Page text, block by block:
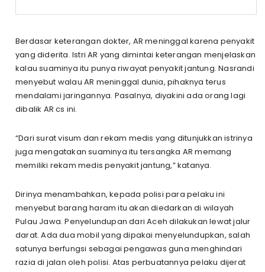
Berdasar keterangan dokter, AR meninggal karena penyakit
yang diderita. Istri AR yang dimintai keterangan menjelaskan
kalau suaminya itu punya riwayat penyakit jantung. Nasrandi
menyebut walau AR meninggal dunia, pihaknya terus
mendalami jaringannya. Pasalnya, diyakini ada orang lagi
dibalik AR cs ini.
“Dari surat visum dan rekam medis yang ditunjukkan istrinya
juga mengatakan suaminya itu tersangka AR memang
memiliki rekam medis penyakit jantung,” katanya.
Dirinya menambahkan, kepada polisi para pelaku ini
menyebut barang haram itu akan diedarkan di wilayah
Pulau Jawa. Penyelundupan dari Aceh dilakukan lewat jalur
darat. Ada dua mobil yang dipakai menyelundupkan, salah
satunya berfungsi sebagai pengawas guna menghindari
razia di jalan oleh polisi. Atas perbuatannya pelaku dijerat